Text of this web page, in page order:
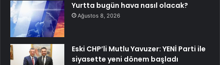
Yurtta bugün hava nasıl olacak?
Ağustos 8, 2026
Eski CHP’li Mutlu Yavuzer: YENİ Parti ile
siyasette yeni dönem başladı